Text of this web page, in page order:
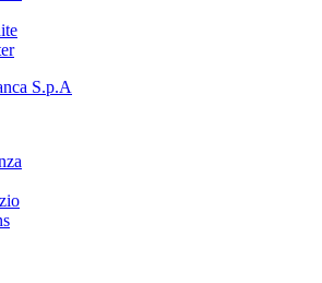
S.p.A